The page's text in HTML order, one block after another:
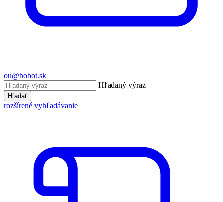
ou@bobot.sk
Hľadaný výraz
Hľadať
rozšírené vyhľadávanie